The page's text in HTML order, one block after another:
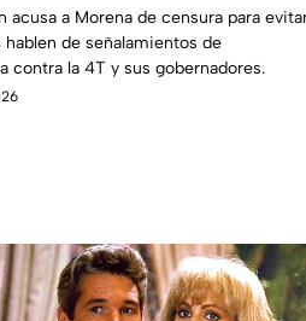
acusa a Morena de censura para
de señalamientos de
contra la 4T y sus gobernadores.